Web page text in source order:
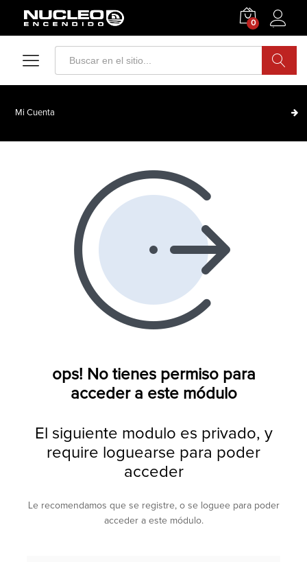
0
Mi Cuenta
ops! No tienes permiso para
acceder a este módulo
El siguiente modulo es privado, y
require loguearse para poder
acceder
Le recomendamos que se registre, o se loguee para poder
acceder a este módulo.